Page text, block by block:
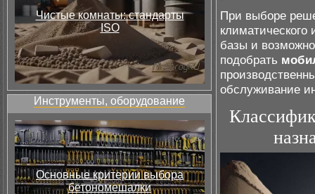
Чистые комнаты: стандарты
ISO
Инструменты, оборудование
Основные критерии выбора
бетономешалки
При выборе
климатического
базы и
подобрать
обслуживание